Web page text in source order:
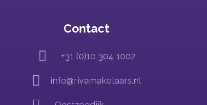
Contact
 +31 (0)10 304 1002
 info@rivamakelaars.nl